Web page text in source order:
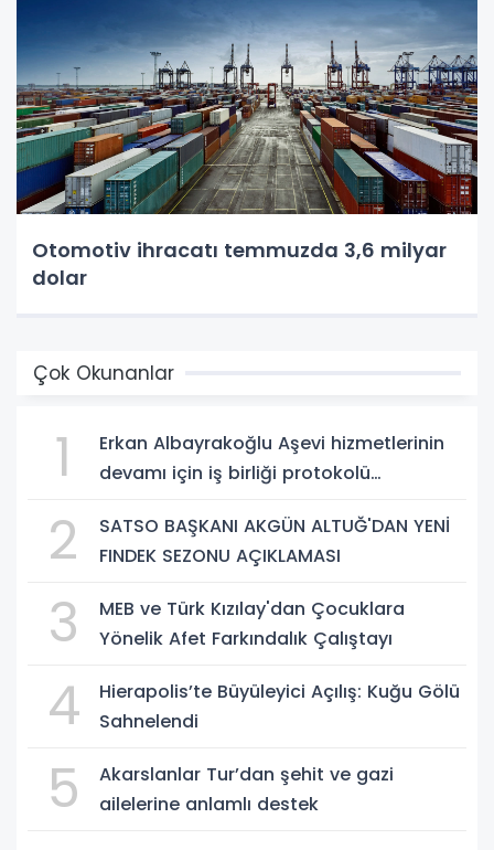
Otomotiv ihracatı temmuzda 3,6 milyar
dolar
Çok Okunanlar
1
Erkan Albayrakoğlu Aşevi hizmetlerinin
devamı için iş birliği protokolü
2
SATSO BAŞKANI AKGÜN ALTUĞ'DAN YENİ
FINDEK SEZONU AÇIKLAMASI
3
MEB ve Türk Kızılay'dan Çocuklara
Yönelik Afet Farkındalık Çalıştayı
4
Hierapolis’te Büyüleyici Açılış: Kuğu Gölü
Sahnelendi
5
Akarslanlar Tur’dan şehit ve gazi
ailelerine anlamlı destek